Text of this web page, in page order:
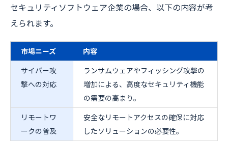
セキュリティソフトウェア企業の場合、以下の内容が考
えられます。
市場ニーズ
内容
サイバー攻
撃への対応
ランサムウェアやフィッシング攻撃の
増加による、高度なセキュリティ機能
の需要の高まり。
リモートワ
ークの普及
安全なリモートアクセスの確保に対応
したソリューションの必要性。